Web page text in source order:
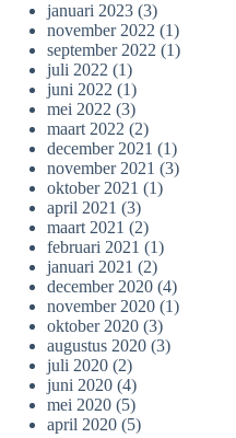
januari 2023 (3)
november 2022 (1)
september 2022 (1)
juli 2022 (1)
juni 2022 (1)
mei 2022 (3)
maart 2022 (2)
december 2021 (1)
november 2021 (3)
oktober 2021 (1)
april 2021 (3)
maart 2021 (2)
februari 2021 (1)
januari 2021 (2)
december 2020 (4)
november 2020 (1)
oktober 2020 (3)
augustus 2020 (3)
juli 2020 (2)
juni 2020 (4)
mei 2020 (5)
april 2020 (5)